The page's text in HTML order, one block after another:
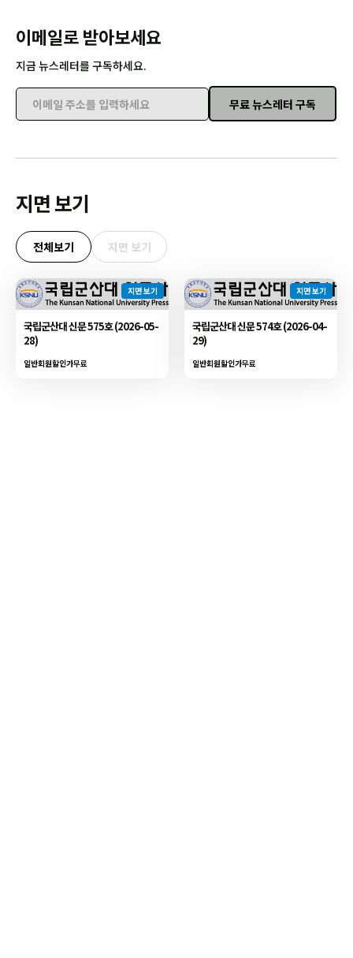
이메일로 받아보세요
지금 뉴스레터를 구독하세요.
이메일 주소를 입력하세요
무료 뉴스레터 구독
지면 보기
전체보기 지면 보기
지면 보기
국립군산대 신문 575호 (2026-05-
28)
일반회원할인가무료
지면 보기
국립군산대 신문 574호 (2026-04-
29)
일반회원할인가무료